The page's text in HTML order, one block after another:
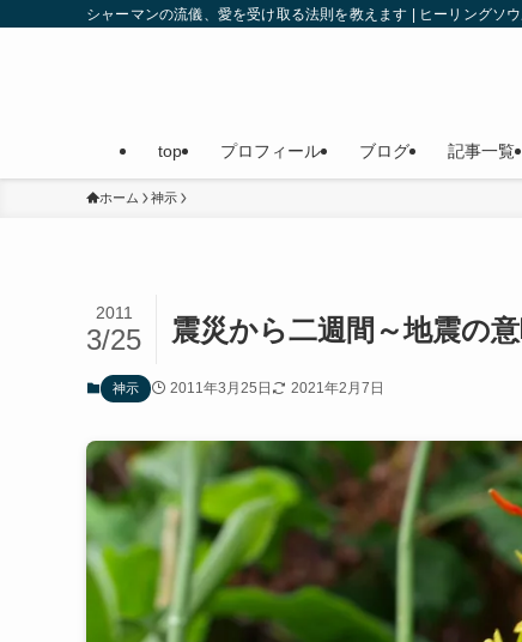
シャーマンの流儀、愛を受け取る法則を教えます | ヒーリングソ
top プロフィール ブログ 記事一覧
ホーム 神示
震災から二週間～地震の
2011
3/25
神示 2011年3月25日 2021年2月7日